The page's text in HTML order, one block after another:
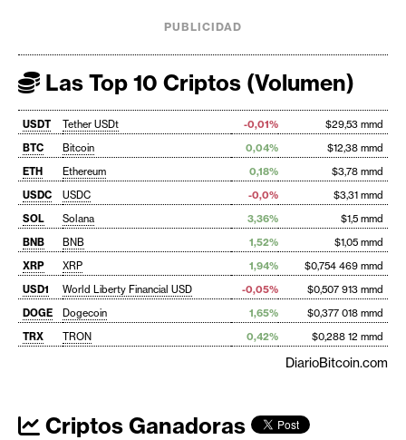
PUBLICIDAD
Las Top 10 Criptos (Volumen)
USDT Tether USDt -0,01%
$29,53 mmd
BTC
Bitcoin 0,04%
$12,38 mmd
ETH
Ethereum 0,18%
$3,78 mmd
USDC
USDC -0,0%
$3,31 mmd
SOL
Solana 3,36%
$1,5 mmd
BNB
BNB 1,52%
$1,05 mmd
XRP
XRP 1,94%
$0,754 469 mmd
USD1
World Liberty Financial USD -0,05%
$0,507 913 mmd
DOGE
Dogecoin 1,65%
$0,377 018 mmd
TRX
TRON 0,42% $0,288 12 mmd
DiarioBitcoin.com
Criptos Ganadoras